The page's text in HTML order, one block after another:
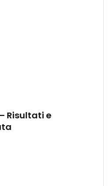
Risultati e